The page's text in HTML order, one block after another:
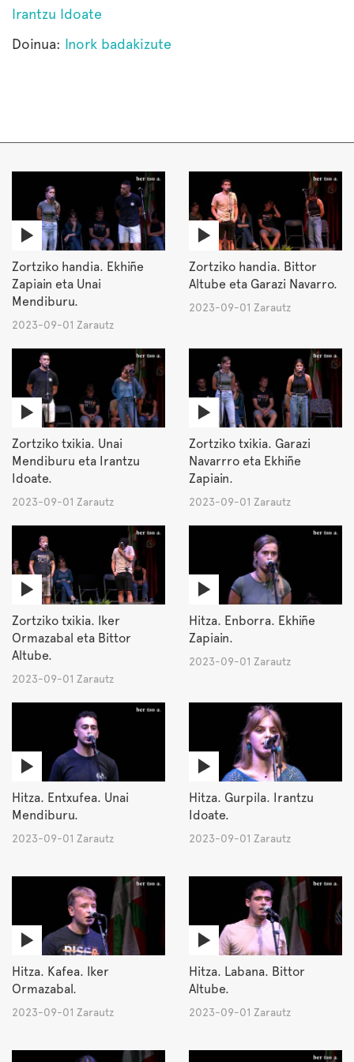
Irantzu Idoate
Doinua: Inork badakizute
Zortziko handia. Ekhiñe
Zapiain eta Unai
Mendiburu.
2023-09-01 Zarautz
Zortziko handia. Bittor
Altube eta Garazi Navarro.
2023-09-01 Zarautz
Zortziko txikia. Unai
Mendiburu eta Irantzu
Idoate.
2023-09-01 Zarautz
Zortziko txikia. Garazi
Navarrro eta Ekhiñe
Zapiain.
2023-09-01 Zarautz
Zortziko txikia. Iker
Ormazabal eta Bittor
Altube.
2023-09-01 Zarautz
Hitza. Enborra. Ekhiñe
Zapiain.
2023-09-01 Zarautz
Hitza. Entxufea. Unai
Mendiburu.
2023-09-01 Zarautz
Hitza. Gurpila. Irantzu
Idoate.
2023-09-01 Zarautz
Hitza. Kafea. Iker
Ormazabal.
2023-09-01 Zarautz
Hitza. Labana. Bittor
Altube.
2023-09-01 Zarautz